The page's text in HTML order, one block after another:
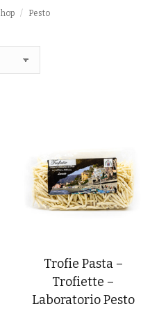
Pesto
Trofie Pasta –
Trofiette –
Laboratorio Pesto